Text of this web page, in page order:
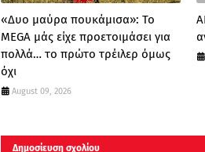
«Δυο μαύρα πουκάμισα»: Το
MEGA μάς είχε προετοιμάσει για
πολλά… το πρώτο τρέιλερ όμως
όχι
August 09, 2026
Δημοσίευση σχολίου